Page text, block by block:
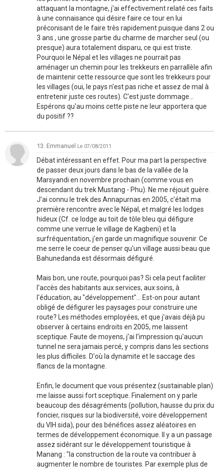
attaquant la montagne, j'ai effectivement relaté ces faits
à une connaisance qui désire faire ce tour en lui
préconisant de le faire très rapidement puisque dans 2 ou
3 ans , une grosse partie du charme de marcher seul (ou
presque) aura totalement disparu, ce qui est triste.
Pourquoi le Népal et les villages ne pourrait pas
aménager un chemin pour les trekkeurs en parrallèle afin
de maintenir cette ressource que sont les trekkeurs pour
les villages (oui, le pays n'est pas riche et assez de mal à
entretenir juste ces routes). C'est juste dommage...
Espérons qu'au moins cette piste ne leur apportera que
du positif ??
13. Emmanuel Le 07/08/2011
Débat intéressant en effet. Pour ma part la perspective
de passer deux jours dans le bas de la vallée de la
Marsyandi en novembre prochain (comme vous en
descendant du trek Mustang - Phu). Ne me réjouit guère.
J'ai connu le trek des Annapurnas en 2005, c'était ma
première rencontre avec le Népal, et malgré les lodges
hideux (Cf. ce lodge au toit de tôle bleu qui défigure
comme une verrue le village de Kagbeni) et la
surfréquentation, j'en garde un magnifique souvenir. Ce
me serre le coeur de penser qu'un village aussi beau que
Bahunedanda est désormais défiguré.
Mais bon, une route, pourquoi pas? Si cela peut faciliter
l'accès des habitants aux services, aux soins, à
l'éducation, au "développement"... Est-on pour autant
obligé de défigurer les paysages pour construire une
route? Les méthodes employées, et que j'avais déjà pu
observer à certains endroits en 2005, me laissent
sceptique. Faute de moyens, j'ai l'impression qu'aucun
tunnel ne sera jamais percé, y compris dans les sections
les plus difficiles. D'où la dynamite et le saccage des
flancs de la montagne.
Enfin, le document que vous présentez (sustainable plan)
me laisse aussi fort sceptique. Finalement on y parle
beaucoup des désagréments (pollution, hausse du prix du
foncier, risques sur la biodiversité, voire développement
du VIH sida), pour des bénéfices assez aléatoires en
termes de développement économique. Il y a un passage
assez sidérant sur le développement touristique à
Manang : "la construction de la route va contribuer à
augmenter le nombre de touristes. Par exemple plus de